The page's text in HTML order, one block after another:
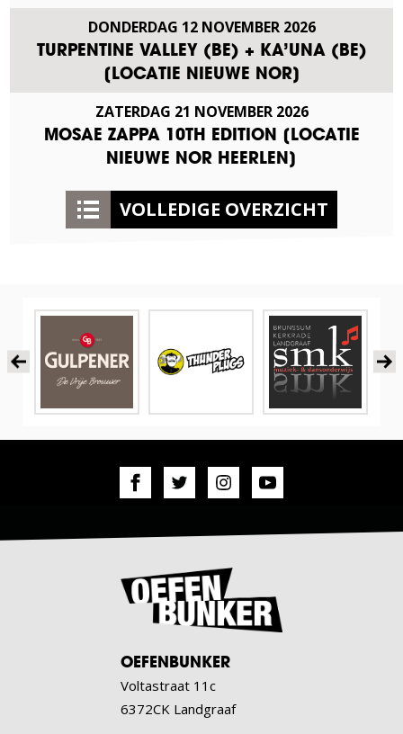
DONDERDAG 12 NOVEMBER 2026
TURPENTINE VALLEY (BE) + KA’UNA (BE)
[LOCATIE NIEUWE NOR]
ZATERDAG 21 NOVEMBER 2026
MOSAE ZAPPA 10TH EDITION [LOCATIE
NIEUWE NOR HEERLEN]
VOLLEDIGE OVERZICHT
OEFENBUNKER
Voltastraat 11c
6372CK Landgraaf